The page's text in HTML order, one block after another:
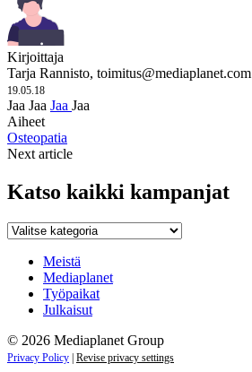
Kirjoittaja
Tarja Rannisto, toimitus@mediaplanet.com
19.05.18
Jaa Jaa Jaa Jaa
Aiheet
Osteopatia
Next article
Katso kaikki kampanjat
Katso
kampanjat
Meistä
Mediaplanet
Työpaikat
Julkaisut
© 2026 Mediaplanet Group
Privacy Policy | Revise privacy settings